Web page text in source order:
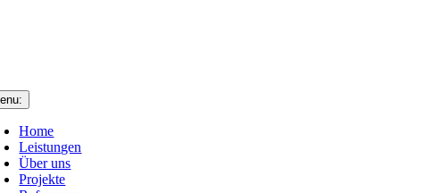
Home
Leistungen
Über uns
Projekte